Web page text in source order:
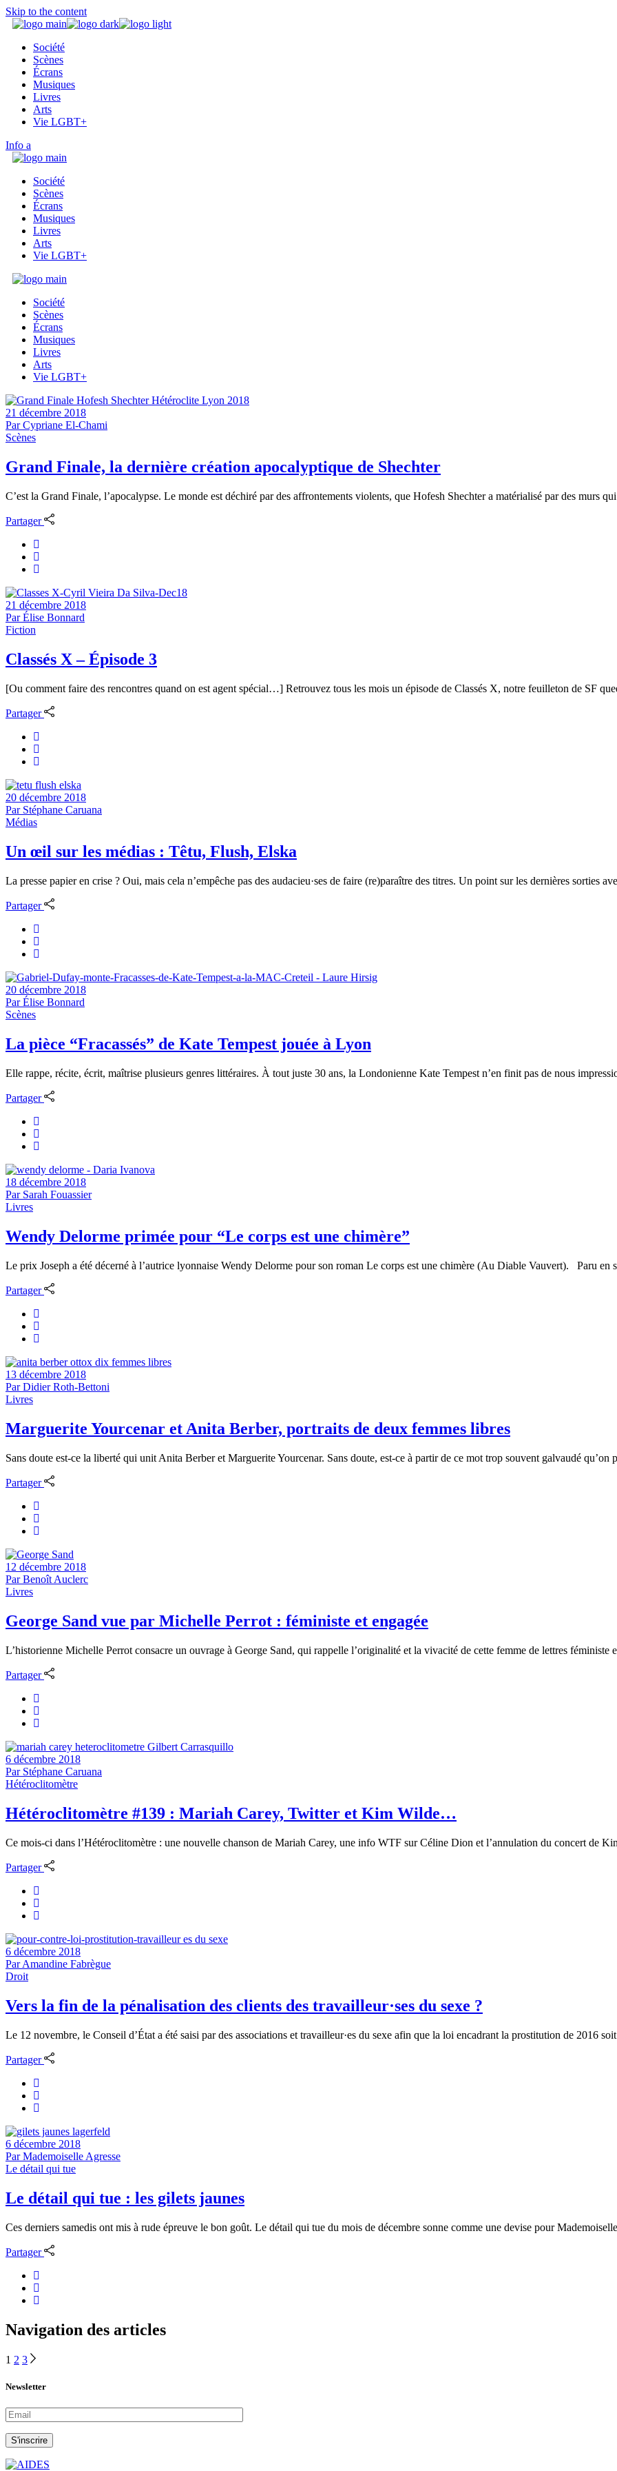
Skip to the content
Société
Scènes
Écrans
Musiques
Livres
Arts
Vie LGBT+
Info
Société
Scènes
Écrans
Musiques
Livres
Arts
Vie LGBT+
Société
Scènes
Écrans
Musiques
Livres
Arts
Vie LGBT+
21 décembre 2018
ParCypriane El-Chami
Scènes
Grand Finale, la dernière création apocalyptique de Shechter
C’est la Grand Finale, l’apocalypse. Le monde est déchiré par des affrontements violents, que Hofesh Shechter a matérialisé par des murs
Partager
21 décembre 2018
ParÉlise Bonnard
Fiction
Classés X – Épisode 3
[Ou comment faire des rencontres quand on est agent spécial…] Retrouvez tous les mois un épisode de Classés X, notre feuilleton de SF
Partager
20 décembre 2018
Par Stéphane Caruana
Médias
Un œil sur les médias : Têtu, Flush, Elska
La presse papier en crise ? Oui, mais cela n’empêche pas des audacieu·ses de faire (re)paraître des titres. Un point sur les dernières sorties
Partager
20 décembre 2018
ParÉlise Bonnard
Scènes
La pièce “Fracassés” de Kate Tempest jouée à Lyon
Elle rappe, récite, écrit, maîtrise plusieurs genres littéraires. À tout juste 30 ans, la Londonienne Kate Tempest n’en finit pas de nous
Partager
18 décembre 2018
Par Sarah Fouassier
Livres
Wendy Delorme primée pour “Le corps est une chimère”
Le prix Joseph a été décerné à l’autrice lyonnaise Wendy Delorme pour son roman Le corps est une chimère (Au Diable Vauvert). Paru en
Partager
13 décembre 2018
ParDidier Roth-Bettoni
Livres
Marguerite Yourcenar et Anita Berber, portraits de deux femmes libres
Sans doute est-ce la liberté qui unit Anita Berber et Marguerite Yourcenar. Sans doute, est-ce à partir de ce mot trop souvent galvaudé qu’on
Partager
12 décembre 2018
ParBenoît Auclerc
Livres
George Sand vue par Michelle Perrot : féministe et engagée
L’historienne Michelle Perrot consacre un ouvrage à George Sand, qui rappelle l’originalité et la vivacité de cette femme de lettres féministe
Partager
6 décembre 2018
Par Stéphane Caruana
Hétéroclitomètre
Hétéroclitomètre #139 : Mariah Carey, Twitter et Kim Wilde…
Ce mois-ci dans l’Hétéroclitomètre : une nouvelle chanson de Mariah Carey, une info WTF sur Céline Dion et l’annulation du concert de
Partager
6 décembre 2018
ParAmandine Fabrègue
Droit
Vers la fin de la pénalisation des clients des travailleur·ses du sexe ?
Le 12 novembre, le Conseil d’État a été saisi par des associations et travailleur·es du sexe afin que la loi encadrant la prostitution de 2016
Partager
6 décembre 2018
ParMademoiselle Agresse
Le détail qui tue
Le détail qui tue : les gilets jaunes
Ces derniers samedis ont mis à rude épreuve le bon goût. Le détail qui tue du mois de décembre sonne comme une devise pour
Partager
Navigation des articles
1 2 3
Newsletter
S'inscrire